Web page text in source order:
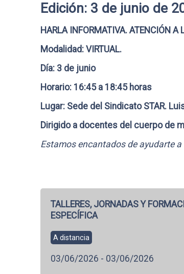
Edición: 3 de junio de
HARLA INFORMATIVA. ATENCIÓN A
Modalidad: VIRTUAL.
Día: 3 de junio
Horario: 16:45 a 18:45 horas
Lugar: Sede del Sindicato STAR.
Dirigido a docentes del cuerpo de
Estamos encantados de ayudarte
TALLERES, JORNADAS Y
ESPECÍFICA
A distancia
03/06/2026 - 03/06/2026